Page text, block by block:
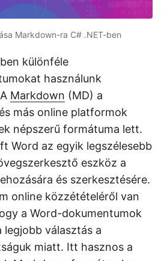
Markdown-ra C# .NET-ben
különféle
használunk
Markdown (MD) a
más online platformok
népszerű formátuma lett.
Word az egyik legszélesebb
eszköz a
és szerkesztésére.
online közzétételéről van
a Word-dokumentumok
legjobb választás a
miatt. Itt hasznos a